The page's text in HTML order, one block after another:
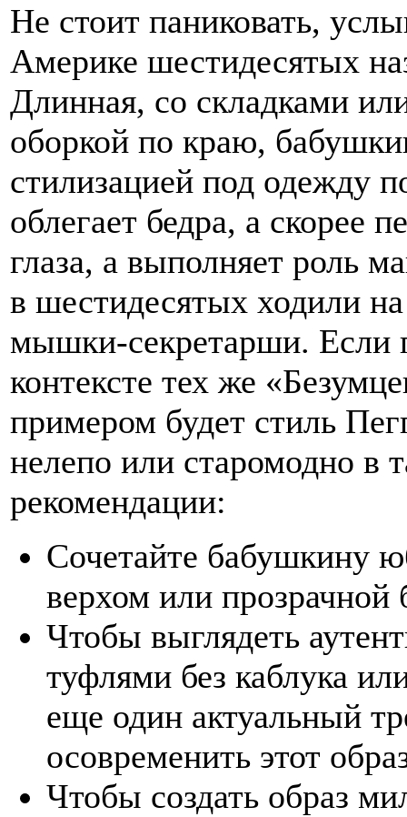
Не стоит паниковать,
Америке шестидесятых
Длинная, со складками
оборкой по краю,
стилизацией под одежду
облегает бедра, а скорее
глаза, а выполняет роль
в шестидесятых ходили
мышки-секретарши. Если
контексте тех же
примером будет стиль
нелепо или старомодно в
рекомендации:
Сочетайте бабушкину
верхом или прозрачной
Чтобы выглядеть
туфлями без каблука
еще один актуальный
осовременить этот
Чтобы создать образ